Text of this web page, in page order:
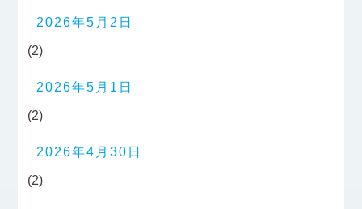
2026年5月2日
(2)
2026年5月1日
(2)
2026年4月30日
(2)